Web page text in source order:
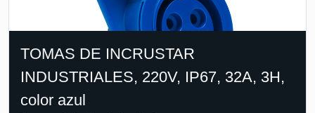
TOMAS DE INCRUSTAR
INDUSTRIALES, 220V, IP67, 32A, 3H,
color azul